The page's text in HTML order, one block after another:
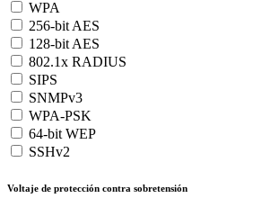
WPA
256-bit AES
128-bit AES
802.1x RADIUS
SIPS
SNMPv3
WPA-PSK
64-bit WEP
SSHv2
Voltaje de protección contra sobretensión